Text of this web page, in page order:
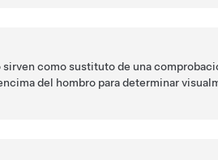
como sustituto de una
del hombro para determinar